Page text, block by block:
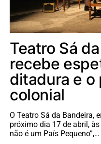
Teatro Sá
recebe
ditadura e o
colonial
O Teatro Sá da Bandeira,
próximo dia 17 de abril,
não é um País Pequeno”,…